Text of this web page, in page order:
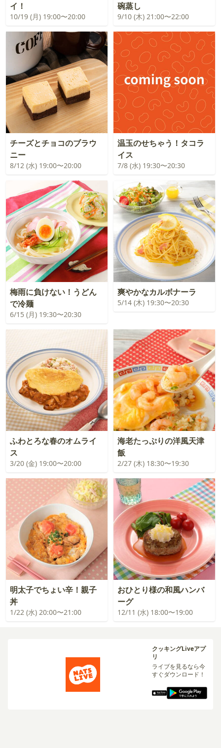
イ！
10/19 (月) 19:00〜20:00
碗蒸し
9/10 (木) 21:00〜22:00
チーズとチョコのブラウ
ニー
8/12 (水) 19:00〜20:00
温玉のせちゃう！タコラ
イス
7/8 (水) 19:30〜20:30
梅雨に負けない！うどん
で冷麺
6/15 (月) 19:30〜20:30
爽やかなカルボナーラ
5/14 (木) 19:30〜20:30
ふわとろな春のオムライ
ス
3/20 (金) 19:00〜20:00
海老たっぷりの洋風天津
飯
2/27 (木) 18:30〜19:30
明太子でちょい辛！親子
丼
1/22 (水) 20:00〜21:00
おひとり様の和風ハンバ
ーグ
12/11 (水) 18:00〜19:00
クッキングLiveアプ
リ
ライブを見るなら今
すぐダウンロード！